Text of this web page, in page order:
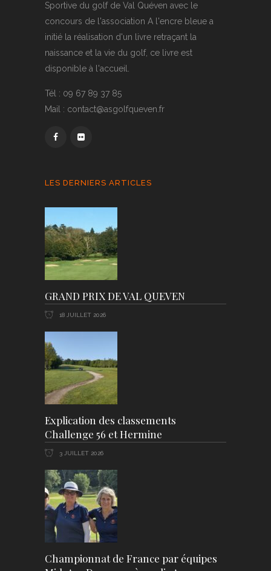
Sportive du golf de Val Quéven avec le
concours de l'association A l'encre bleue a
initié la réalisation d'un livre retraçant la
naissance et la vie du golf, ce livre est
disponible à l'accueil.
Tél : 09 67 89 37 85
Mail : contact@asgolfqueven.fr
LES DERNIERS ARTICLES
GRAND PRIX DE VAL QUEVEN
18 JUILLET 2026
Explication des classements
Challenge 56 et Hermine
3 JUILLET 2026
Championnat de France par équipes